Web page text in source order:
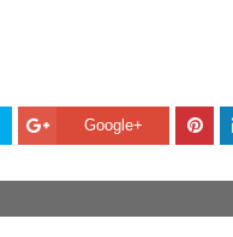
Google+